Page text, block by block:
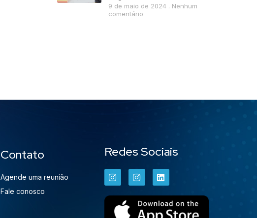
9 de maio de 2024
Nenhum
comentário
Contato
Agende uma reunião
Fale conosco
Redes Sociais